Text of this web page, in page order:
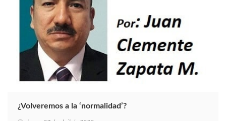
¿Volveremos a la ‘normalidad’?